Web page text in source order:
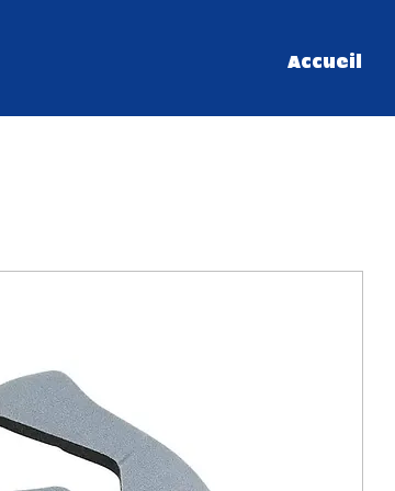
Accueil